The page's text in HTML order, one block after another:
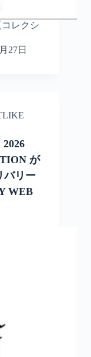
コレクシ
27日
が
バリー
WEB